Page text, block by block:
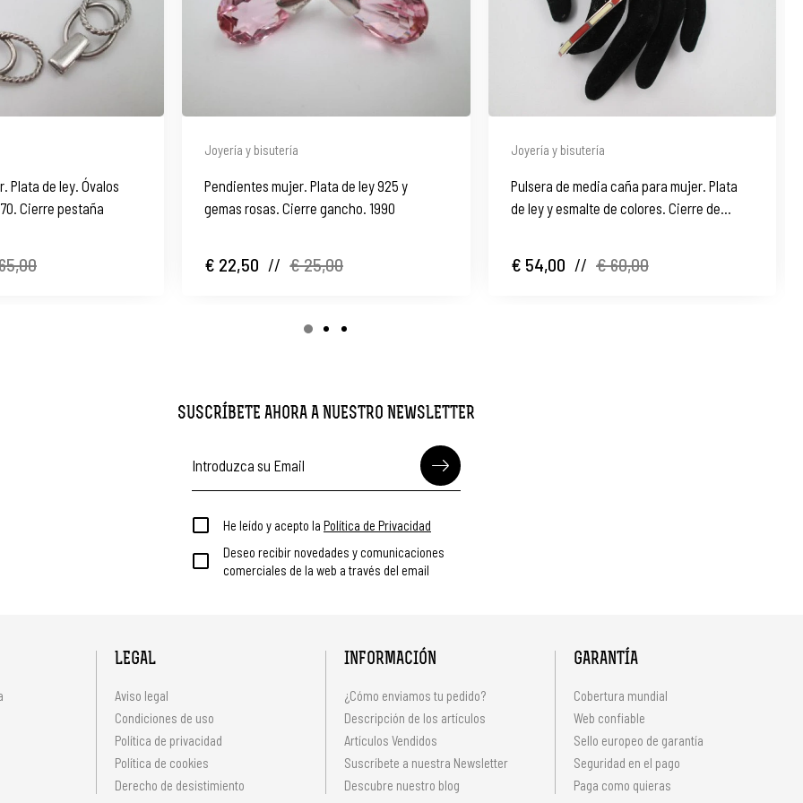
Plata de ley. Óvalos
Cierre pestaña
Joyería y bisutería
Pendientes mujer. Plata de ley 925 y
gemas rosas. Cierre gancho. 1990
€ 22,50 // € 25,00
Joyería y bisutería
Pulsera de media caña para mujer. Plata
de ley y esmalte de colores. Cierre de
€ 54,00 // € 60,00
SUSCRÍBETE AHORA A NUESTRO NEWSLETTER
He leído y acepto la Política de Privacidad
Deseo recibir novedades y comunicaciones
comerciales de la web a través del email
LEGAL
Aviso legal
Condiciones de uso
Política de privacidad
Política de cookies
Derecho de desistimiento
INFORMACIÓN
¿Cómo enviamos tu pedido?
Descripción de los artículos
Artículos Vendidos
Suscríbete a nuestra Newsletter
Descubre nuestro blog
GARANTÍA
Cobertura mundial
Web confiable
Sello europeo de garantía
Seguridad en el pago
Paga como quieras